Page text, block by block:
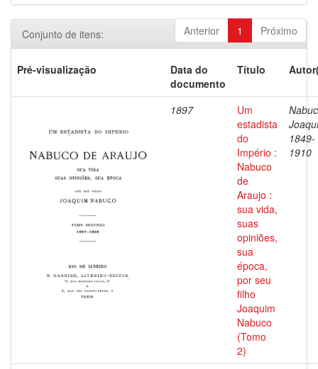
Anterior 1 Próximo
Conjunto de itens:
Pré-visualização
Data do
documento
Título
1897
Um
estadista
do
Império :
Nabuco
de
Araujo :
sua vida,
suas
opiniões,
sua
época,
por seu
filho
Joaquim
Nabuco
(Tomo
2)
1849-
1910